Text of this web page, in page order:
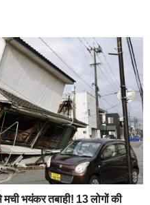
भयंकर तबाही! 13 लोगों की